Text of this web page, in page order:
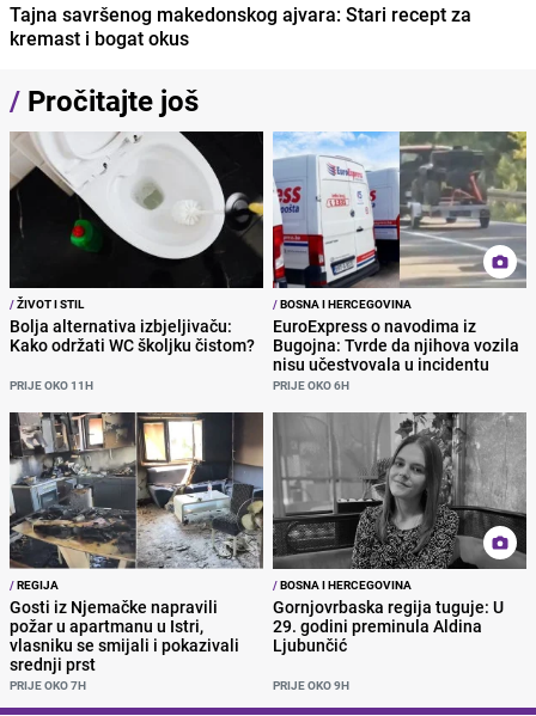
Tajna savršenog makedonskog ajvara: Stari recept za
kremast i bogat okus
/ Pročitajte još
/ŽIVOT I STIL
Bolja alternativa izbjeljivaču:
Kako održati WC školjku čistom?
PRIJE OKO 11H
/BOSNA I HERCEGOVINA
EuroExpress o navodima iz
Bugojna: Tvrde da njihova vozila
nisu učestvovala u incidentu
PRIJE OKO 6H
/REGIJA
Gosti iz Njemačke napravili
požar u apartmanu u Istri,
vlasniku se smijali i pokazivali
srednji prst
PRIJE OKO 7H
/BOSNA I HERCEGOVINA
Gornjovrbaska regija tuguje: U
29. godini preminula Aldina
Ljubunčić
PRIJE OKO 9H